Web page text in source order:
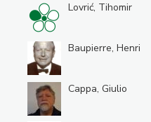
Lovrić, Tihomir
Baupierre, Henri
Cappa, Giulio